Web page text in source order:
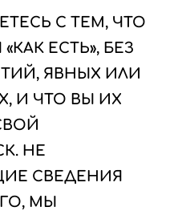
С ТЕМ, ЧТО
ЕСТЬ», БЕЗ
ЯВНЫХ ИЛИ
И ЧТО ВЫ ИХ
НЕ
СВЕДЕНИЯ
МЫ